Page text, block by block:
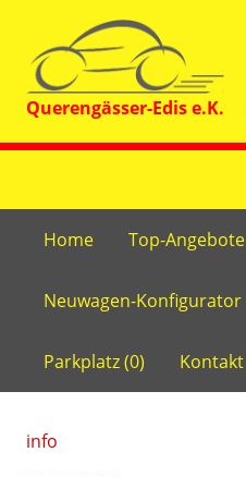
Home Top-Angebote
Neuwagen-Konfigurator
Parkplatz (0) Kontakt
info